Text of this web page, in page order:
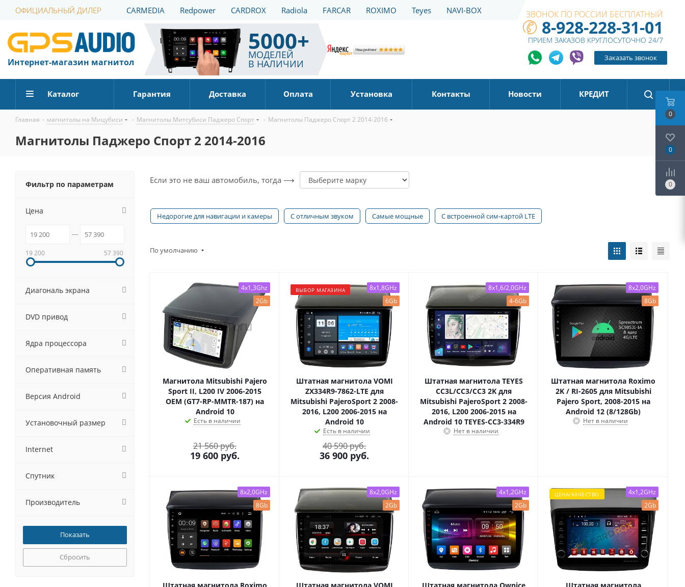
ОФИЦИАЛЬНЫЙ ДИЛЕР CARMEDIA Redpower CARDROX Radiola FARCAR ROXIMO Teyes NAVI-BOX
Интернет-магазин магнитол
5000+
МОДЕЛЕЙ
В НАЛИЧИИ
ЗВОНОК ПО РОССИИ БЕСПЛАТНЫЙ
8-928-228-31-01
ПРИЕМ ЗАКАЗОВ КРУГЛОСУТОЧНО 24/7
Заказать звонок
Каталог Гарантия Доставка Оплата Установка Контакты Новости КРЕДИТ
Главная - магнитолы на Мицубиси - Магнитолы Митсубиси Паджеро Спорт - Магнитолы Паджеро Спорт 2 2014-2016
Магнитолы Паджеро Спорт 2 2014-2016
Если это не ваш автомобиль, тогда ⟶
Недорогие для навигации и камеры С отличным звуком Самые мощные С встроенной сим-картой LTE
По умолчанию
4x1,3Ghz
2Gb
Магнитола Mitsubishi Pajero
Sport II, L200 IV 2006-2015
OEM (GT7-RP-MMTR-187) на
Android 10
Есть в наличии
21 560 руб.
19 600 руб.
ВЫБОР МАГАЗИНА
8x1,8GHz
6Gb
Штатная магнитола VOMI
ZX334R9-7862-LTE для
Mitsubishi PajeroSport 2 2008-
2016, L200 2006-2015 на
Android 10
Есть в наличии
40 590 руб.
36 900 руб.
8x1,6/2,0GHz
4-6Gb
Штатная магнитола TEYES
CC3L/CC3/CC3 2K для
Mitsubishi PajeroSport 2 2008-
2016, L200 2006-2015 на
Android 10 TEYES-CC3-334R9
Нет в наличии
8x2,0GHz
8Gb
Штатная магнитола Roximo
2K / RI-2605 для Mitsubishi
Pajero Sport, 2008-2015 на
Android 12 (8/128Gb)
Нет в наличии
8x2,0GHz
8Gb
8x2,0GHz
2Gb
4x1,2GHz
2Gb
ЦЕНА/КАЧЕСТВО
4x1,2GHz
2Gb
Фильтр по параметрам
Цена
19 200 57 390
Диагональ экрана
DVD привод
Ядра процессора
Оперативная память
Версия Android
Установочный размер
Internet
Спутник
Производитель
Сбросить
0
0
0